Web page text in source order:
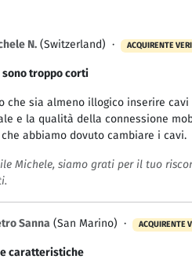
N. (Switzerland) · ACQUIRENTE
sono troppo corti
che sia almeno illogico inserire
e la qualità della connessione
abbiamo dovuto cambiare i cavi.
Michele, siamo grati per il tuo
Sanna (San Marino) · ACQUIRENTE
caratteristiche